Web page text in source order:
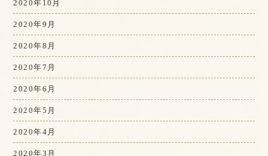
2020年10月
2020年9月
2020年8月
2020年7月
2020年6月
2020年5月
2020年4月
2020年3月